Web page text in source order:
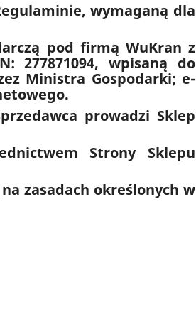
wymaganą dla
pod firmą WuKran z
277871094, wpisaną do
Ministra Gospodarki; e-
prowadzi Sklep
Strony Sklepu
zasadach określonych w